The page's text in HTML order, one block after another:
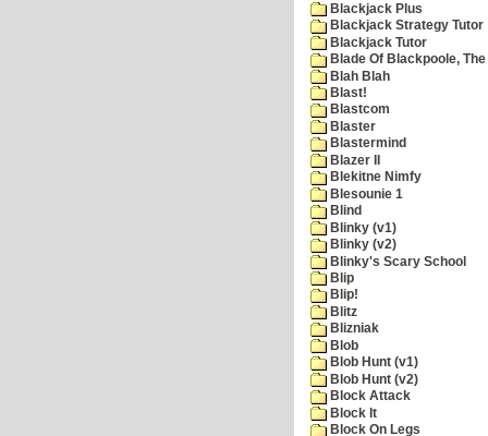
Blackjack Plus
Blackjack Strategy Tutor
Blackjack Tutor
Blade Of Blackpoole, The
Blah Blah
Blast!
Blastcom
Blaster
Blastermind
Blazer II
Blekitne Nimfy
Blesounie 1
Blind
Blinky (v1)
Blinky (v2)
Blinky's Scary School
Blip
Blip!
Blitz
Blizniak
Blob
Blob Hunt (v1)
Blob Hunt (v2)
Block Attack
Block It
Block On Legs